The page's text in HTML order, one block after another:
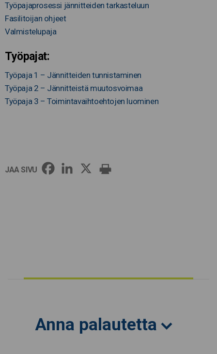
Työpajaprosessi jännitteiden tarkasteluun
Fasilitoijan ohjeet
Valmistelupaja
Työpajat:
Työpaja 1 – Jännitteiden tunnistaminen
Työpaja 2 – Jännitteistä muutosvoimaa
Työpaja 3 – Toimintavaihtoehtojen luominen
JAA SIVU
Anna palautetta